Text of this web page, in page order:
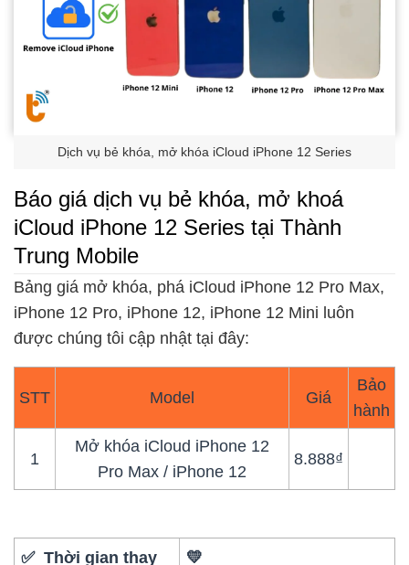
Dịch vụ bẻ khóa, mở khóa iCloud iPhone 12 Series
Báo giá dịch vụ bẻ khóa, mở khoá
iCloud iPhone 12 Series tại Thành
Trung Mobile
Bảng giá mở khóa, phá iCloud iPhone 12 Pro Max,
iPhone 12 Pro, iPhone 12, iPhone 12 Mini luôn
được chúng tôi cập nhật tại đây:
STT Model Giá
Bảo
hành
1
Mở khóa iCloud iPhone 12
Pro Max / iPhone 12
8.888₫
✅ Thời gian thay 💛